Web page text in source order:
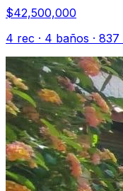
$42,500,000
4 rec · 4 baños · 837